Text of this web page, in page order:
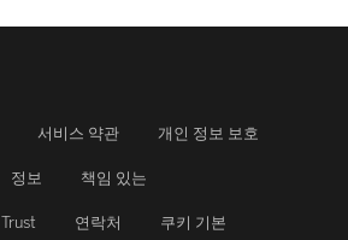
서비스 약관 개인 정보 보호
정보 책임 있는
Trust 연락처 쿠키 기본